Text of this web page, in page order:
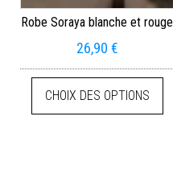
Robe Soraya blanche et rouge
26,90 €
CHOIX DES OPTIONS